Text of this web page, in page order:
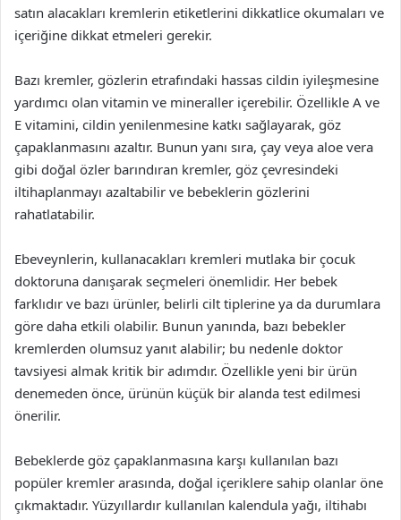
satın alacakları kremlerin etiketlerini dikkatlice okumaları ve
içeriğine dikkat etmeleri gerekir.
Bazı kremler, gözlerin etrafındaki hassas cildin iyileşmesine
yardımcı olan vitamin ve mineraller içerebilir. Özellikle A ve
E vitamini, cildin yenilenmesine katkı sağlayarak, göz
çapaklanmasını azaltır. Bunun yanı sıra, çay veya aloe vera
gibi doğal özler barındıran kremler, göz çevresindeki
iltihaplanmayı azaltabilir ve bebeklerin gözlerini
rahatlatabilir.
Ebeveynlerin, kullanacakları kremleri mutlaka bir çocuk
doktoruna danışarak seçmeleri önemlidir. Her bebek
farklıdır ve bazı ürünler, belirli cilt tiplerine ya da durumlara
göre daha etkili olabilir. Bunun yanında, bazı bebekler
kremlerden olumsuz yanıt alabilir; bu nedenle doktor
tavsiyesi almak kritik bir adımdır. Özellikle yeni bir ürün
denemeden önce, ürünün küçük bir alanda test edilmesi
önerilir.
Bebeklerde göz çapaklanmasına karşı kullanılan bazı
popüler kremler arasında, doğal içeriklere sahip olanlar öne
çıkmaktadır. Yüzyıllardır kullanılan kalendula yağı, iltihabı